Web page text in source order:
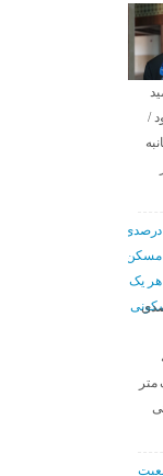
/
درصدی